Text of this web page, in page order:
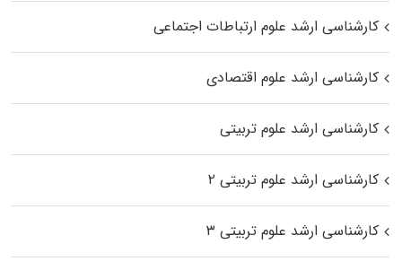
کارشناسی ارشد علوم ارتباطات اجتماعی
کارشناسی ارشد علوم اقتصادی
کارشناسی ارشد علوم تربیتی
کارشناسی ارشد علوم تربیتی ۲
کارشناسی ارشد علوم تربیتی ۳